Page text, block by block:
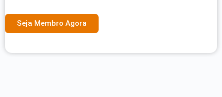
Seja Membro Agora